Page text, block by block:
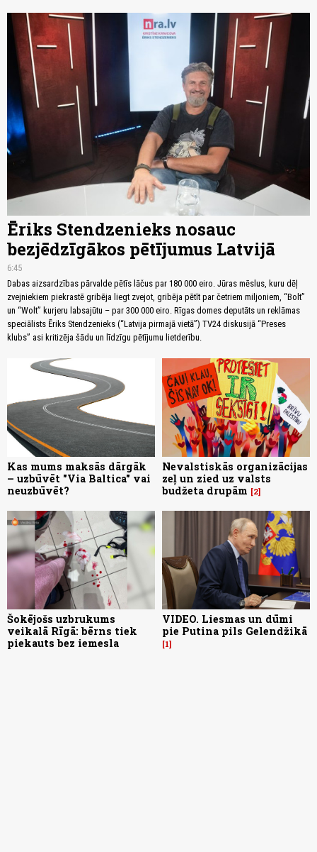
Ēriks Stendzenieks nosauc
bezjēdzīgākos pētījumus Latvijā
6:45
Dabas aizsardzības pārvalde pētīs lāčus par 180 000 eiro. Jūras mēslus, kuru dēļ
zvejniekiem piekrastē gribēja liegt zvejot, gribēja pētīt par četriem miljoniem, “Bolt”
un “Wolt” kurjeru labsajūtu – par 300 000 eiro. Rīgas domes deputāts un reklāmas
speciālists Ēriks Stendzenieks (“Latvija pirmajā vietā”) TV24 diskusijā “Preses
klubs” asi kritizēja šādu un līdzīgu pētījumu lietderību.
Kas mums maksās dārgāk
– uzbūvēt "Via Baltica" vai
neuzbūvēt?
Nevalstiskās organizācijas
zeļ un zied uz valsts
budžeta drupām
2
Šokējošs uzbrukums
veikalā Rīgā: bērns tiek
piekauts bez iemesla
VIDEO. Liesmas un dūmi
pie Putina pils Gelendžikā
1